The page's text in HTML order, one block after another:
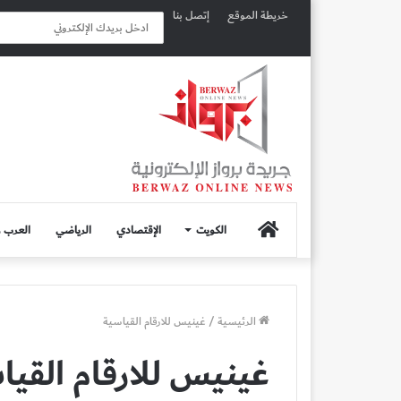
خريطة الموقع إتصل بنا
الصفحة
الرئيسية
الكويت الإقتصادي الرياضي العرب
الرئيسية/غينيس للارقام القياسية
غينيس للارقام